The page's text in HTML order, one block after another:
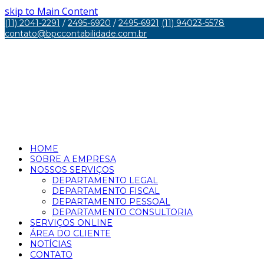
skip to Main Content
(11) 2041-2291 / 2495-6920 / 2495-6921 (11) 94023-5578
contato@bpccontabilidade.com.br
HOME
SOBRE A EMPRESA
NOSSOS SERVIÇOS
DEPARTAMENTO LEGAL
DEPARTAMENTO FISCAL
DEPARTAMENTO PESSOAL
DEPARTAMENTO CONSULTORIA
SERVIÇOS ONLINE
ÁREA DO CLIENTE
NOTÍCIAS
CONTATO